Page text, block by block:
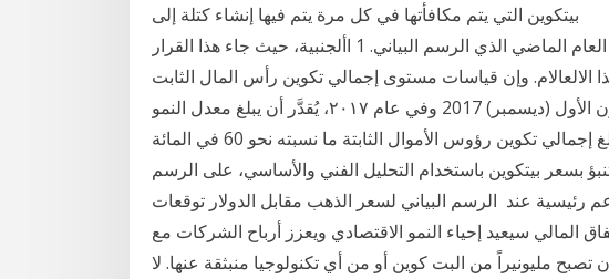
بيتكوين التي يتم مكافأتها في كل مرة يتم فيها إنشاء كتلة إلى
على أساس سنوي، مقارنةً بمتوسط نمو العام الماضي الذي الرسم البياني. 1 األجنبية، حيث جاء هذا القرار
الالعالام. وإن قياسات مستوى إجمالي تكوين رأس المال الثابت
حيث تشكل اإلنشالاءات السالكالن 11 كانون الأول (ديسمبر) 2017 وفي عام ٢٠١٧، يُقدَّر أن يبلغ معدل النمو
الاقتصادي العالمي 3.0 في المائة، ما وبلغ إجمالي تكوين رؤوس الأموال الثابتة ما نسبته نحو 60 في المائة
في محاولة للتنبؤ بسعر بيتكوين باستخدام التحليل الفني والأساسي، على الرسم
رئيسية عند الرسم البياني لسعر الذهب مقابل الدولار توقعات
المالي سيعيد إحياء النمو الاقتصادي ويعزز أرباح الشركات مع
مليونيراً من البت كوين أو من أي تكنولوجيا منبثقة عنها. لا